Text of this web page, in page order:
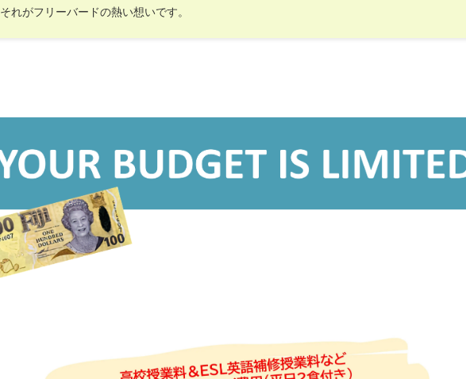
それがフリーバードの熱い想いです。